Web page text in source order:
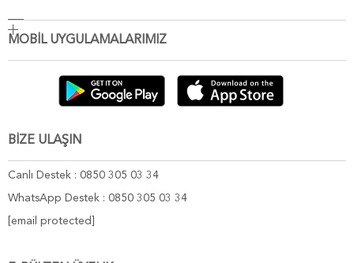
MOBİL UYGULAMALARIMIZ
BİZE ULAŞIN
Canlı Destek : 0850 305 03 34
WhatsApp Destek : 0850 305 03 34
[email protected]